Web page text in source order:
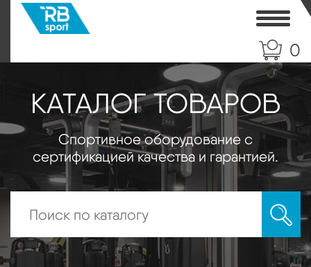
0
КАТАЛОГ ТОВАРОВ
Спортивное оборудование с
сертификацией качества и гарантией.